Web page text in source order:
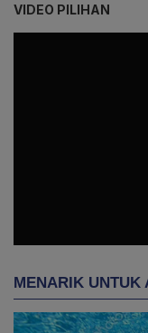
VIDEO PILIHAN